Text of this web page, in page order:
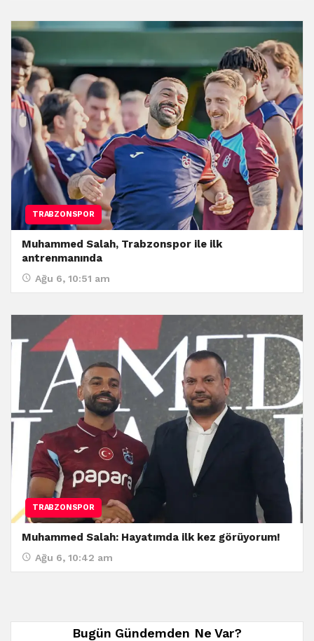
TRABZONSPOR
Muhammed Salah, Trabzonspor ile ilk
antrenmanında
Ağu 6, 10:51 am
TRABZONSPOR
Muhammed Salah: Hayatımda ilk kez görüyorum!
Ağu 6, 10:42 am
Bugün Gündemden Ne Var?